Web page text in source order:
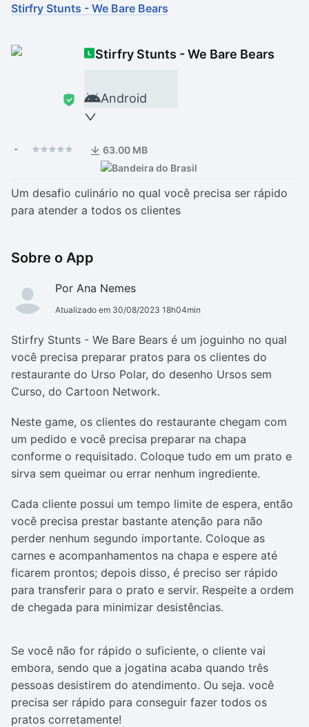
Ver mais
Ver mais
Stirfry Stunts - We Bare Bears
Stirfry Stunts - We Bare Bears
Android
- 63.00 MB
Um desafio culinário no qual você precisa ser rápido
para atender a todos os clientes
Sobre o App
Por Ana Nemes
Atualizado em 30/08/2023 18h04min
Stirfry Stunts - We Bare Bears é um joguinho no qual
você precisa preparar pratos para os clientes do
restaurante do Urso Polar, do desenho Ursos sem
Curso, do Cartoon Network.
Neste game, os clientes do restaurante chegam com
um pedido e você precisa preparar na chapa
conforme o requisitado. Coloque tudo em um prato e
sirva sem queimar ou errar nenhum ingrediente.
Cada cliente possui um tempo limite de espera, então
você precisa prestar bastante atenção para não
perder nenhum segundo importante. Coloque as
carnes e acompanhamentos na chapa e espere até
ficarem prontos; depois disso, é preciso ser rápido
para transferir para o prato e servir. Respeite a ordem
de chegada para minimizar desistências.
Se você não for rápido o suficiente, o cliente vai
embora, sendo que a jogatina acaba quando três
pessoas desistirem do atendimento. Ou seja. você
precisa ser rápido para conseguir fazer todos os
pratos corretamente!